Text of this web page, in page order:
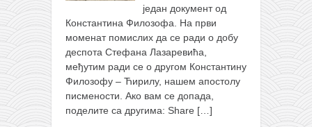
један документ од
Константина Филозофа. На први
моменат помислих да се ради о добу
деспота Стефана Лазаревића,
међутим ради се о другом Константину
Филозофу – Ћирилу, нашем апостолу
писмености. Ако вам се допада,
поделите са другима: Share […]